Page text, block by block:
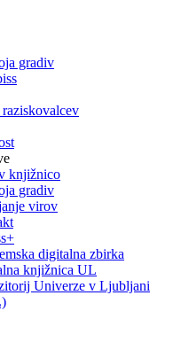
gradiv
knjižnico
gradiv
virov
digitalna zbirka
knjižnica UL
Univerze v Ljubljani